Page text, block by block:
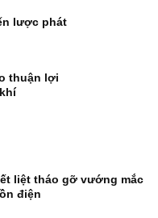
lược phát
thuận lợi
liệt tháo gỡ vướng mắc
điện